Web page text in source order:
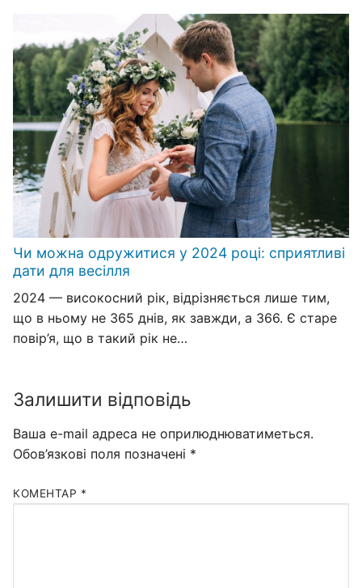
Чи можна одружитися у 2024 році: сприятливі
дати для весілля
2024 — високосний рік, відрізняється лише тим,
що в ньому не 365 днів, як завжди, а 366. Є старе
повір’я, що в такий рік не…
Залишити відповідь
Ваша e-mail адреса не оприлюднюватиметься.
Обов’язкові поля позначені *
КОМЕНТАР *